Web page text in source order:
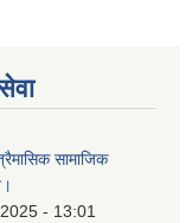
सामाजिक
- 13:01